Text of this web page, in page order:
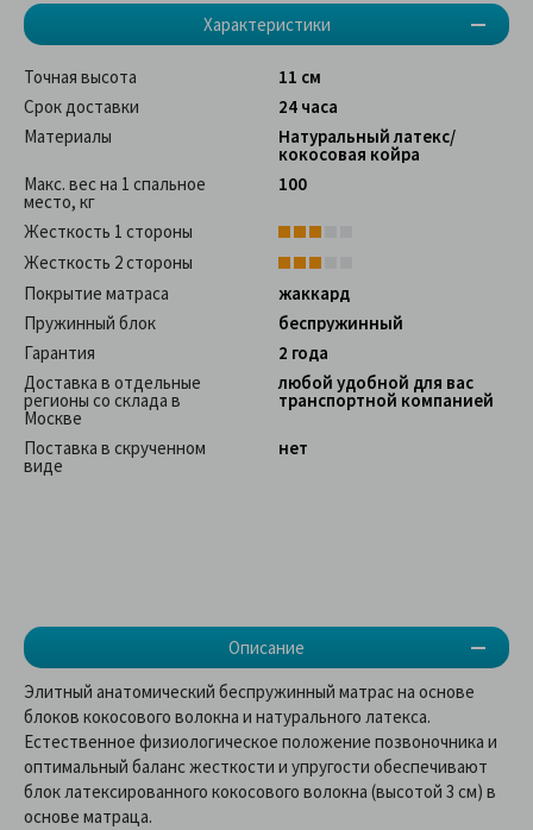
Характеристики
Описание
Точная высота
11 см
Срок доставки
24 часа
Материалы
Натуральный латекс/
кокосовая койра
Макс. вес на 1 спальное
место, кг
100
Жесткость 1 стороны
Жесткость 2 стороны
Покрытие матраса
жаккард
Пружинный блок
беспружинный
Гарантия
2 года
Доставка в отдельные
регионы со склада в
Москве
любой удобной для вас
транспортной компанией
Поставка в скрученном
виде
нет
Элитный анатомический беспружинный матрас на основе
блоков кокосового волокна и натурального латекса.
Естественное физиологическое положение позвоночника и
оптимальный баланс жесткости и упругости обеспечивают
блок латексированного кокосового волокна (высотой 3 см) в
основе матраца.